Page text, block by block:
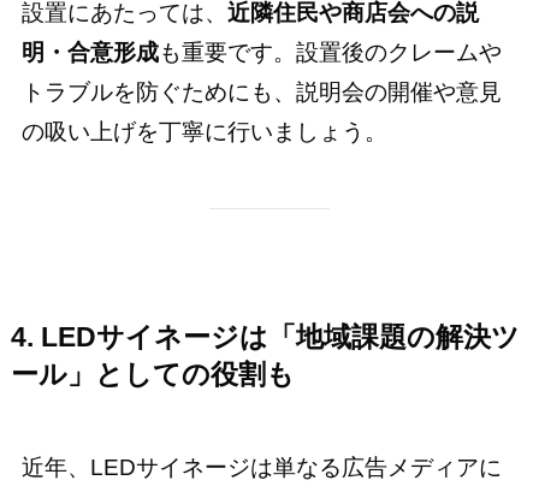
設置にあたっては、 近隣住民や商店会への説
明・合意形成も重要です。設置後のクレームや
トラブルを防ぐためにも、説明会の開催や意見
の吸い上げを丁寧に行いましょう。
4. LEDサイネージは「地域課題の解決ツ
ール」としての役割も
近年、LEDサイネージは単なる広告メディアに